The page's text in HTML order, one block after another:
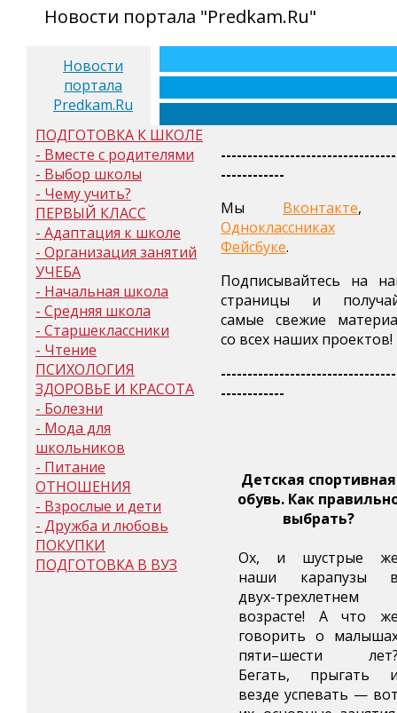
Новости портала "Predkam.Ru"
Новости
портала
Predkam.Ru
ПОДГОТОВКА К ШКОЛЕ
- Вместе с родителями
- Выбор школы
- Чему учить?
ПЕРВЫЙ КЛАСС
- Адаптация к школе
- Организация занятий
УЧЕБА
- Начальная школа
- Средняя школа
- Старшеклассники
- Чтение
ПСИХОЛОГИЯ
ЗДОРОВЬЕ И КРАСОТА
- Болезни
- Мода для
школьников
- Питание
ОТНОШЕНИЯ
- Взрослые и дети
- Дружба и любовь
ПОКУПКИ
ПОДГОТОВКА В ВУЗ
------------
Мы Вконтакте,
Одноклассниках
Фейсбуке.
Подписывайтесь на
страницы и
самые свежие
со всех наших проектов!
------------
Детская спортивная
обувь. Как
выбрать?
Ох, и шустрые
наши карапузы
двух-трехлетнем
возрасте! А что
говорить о
пяти–шести
Бегать, прыгать
везде успевать —